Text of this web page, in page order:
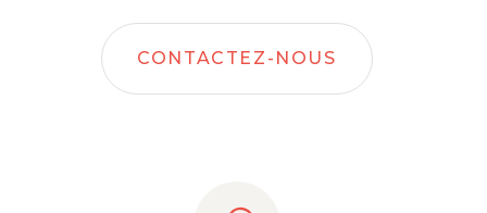
CONTACTEZ-NOUS